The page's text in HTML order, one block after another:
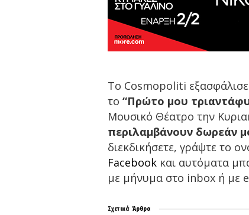
Το Cosmopoliti εξασφάλισε
το “Πρώτο μου
Μουσικό Θέατρο την
περιλαμβάνουν δωρεάν
διεκδικήσετε, γράψτε το
Facebook και αυτόματα
με μήνυμα στο inbox ή με
Σχετικά Άρθρα